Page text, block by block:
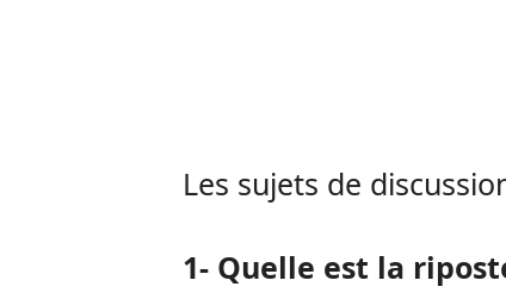
Les sujets de
1- Quelle est la